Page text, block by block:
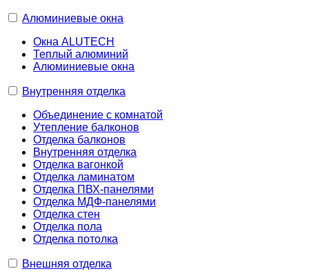
Алюминиевые окна
Окна ALUTECH
Теплый алюминий
Алюминиевые окна
Внутренняя отделка
Объединение с комнатой
Утепление балконов
Отделка балконов
Внутренняя отделка
Отделка вагонкой
Отделка ламинатом
Отделка ПВХ-панелями
Отделка МДФ-панелями
Отделка стен
Отделка пола
Отделка потолка
Внешняя отделка